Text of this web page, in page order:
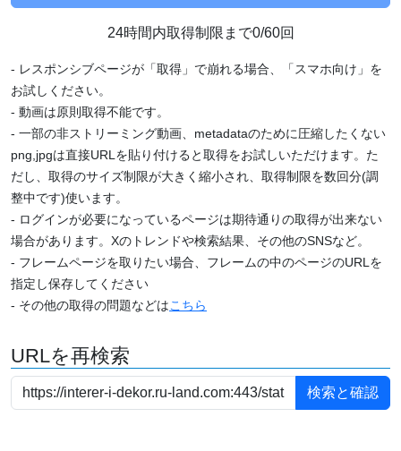
24時間内取得制限まで0/60回
- レスポンシブページが「取得」で崩れる場合、「スマホ向け」を
お試しください。
- 動画は原則取得不能です。
- 一部の非ストリーミング動画、metadataのために圧縮したくない
png,jpgは直接URLを貼り付けると取得をお試しいただけます。た
だし、取得のサイズ制限が大きく縮小され、取得制限を数回分(調
整中です)使います。
- ログインが必要になっているページは期待通りの取得が出来ない
場合があります。Xのトレンドや検索結果、その他のSNSなど。
- フレームページを取りたい場合、フレームの中のページのURLを
指定し保存してください
- その他の取得の問題などはこちら
URLを再検索